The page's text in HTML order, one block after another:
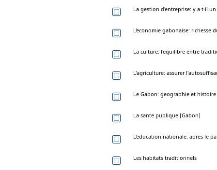
La gestion d'entreprise: y a-t-il
L'economie gabonaise: richesse
La culture: l'equilibre entre
L'agriculture: assurer
Le Gabon: geographie et histoire
La sante publique [Gabon]
L'education nationale: apres le
Les habitats traditionnels